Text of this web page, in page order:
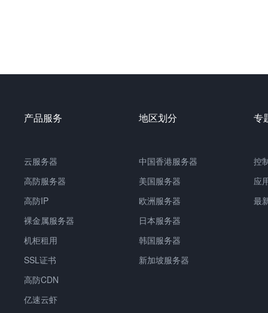
产品服务
云服务器
高防服务器
高防IP
裸金属服务器
机柜租用
SSL证书
高防CDN
亿速云虾
地区划分
中国香港服务器
美国服务器
欧洲服务器
日本服务器
韩国服务器
新加坡服务器
专
控
应
最